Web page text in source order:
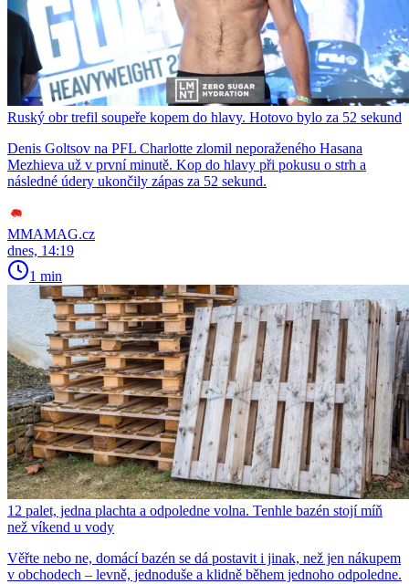
Ruský obr trefil soupeře kopem do hlavy. Hotovo bylo za 52 sekund
Denis Goltsov na PFL Charlotte zlomil neporaženého Hasana
Mezhieva už v první minutě. Kop do hlavy při pokusu o strh a
následné údery ukončily zápas za 52 sekund.
MMAMAG.cz
dnes, 14:19
1 min
12 palet, jedna plachta a odpoledne volna. Tenhle bazén stojí míň
než víkend u vody
Věřte nebo ne, domácí bazén se dá postavit i jinak, než jen nákupem
v obchodech – levně, jednoduše a klidně během jednoho odpoledne.